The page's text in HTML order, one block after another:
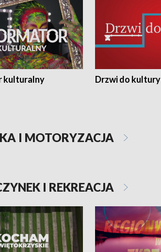
kulturalny Drzwi do kultury
I MOTORYZACJA
I REKREACJA